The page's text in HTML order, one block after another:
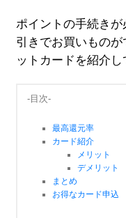
ポイントの手続き
引きでお買いもの
ットカードを紹介し
-目次-
最高還元率
カード紹介
メリット
デメリット
まとめ
お得なカード申込